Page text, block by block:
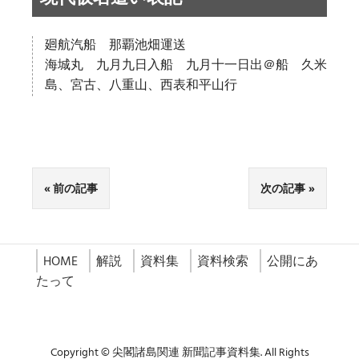
廻航汽船 那覇池畑運送
海城丸 九月九日入船 九月十一日出＠船 久米
島、宮古、八重山、西表和平山行
前の記事 次の記事
HOME 解説 資料集 資料検索
公開にあ
たって
Copyright © 尖閣諸島関連 新聞記事資料集. All Rights